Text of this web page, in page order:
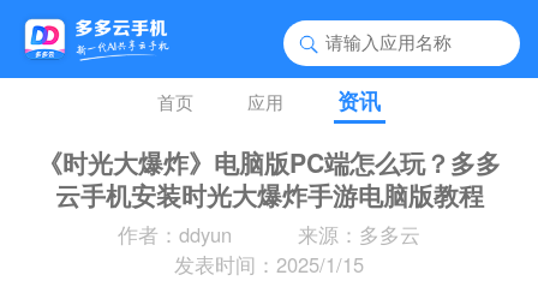
首页 应用 资讯
《时光大爆炸》电脑版PC端怎么玩？多多
云手机安装时光大爆炸手游电脑版教程
作者：ddyun
来源：多多云
发表时间：2025/1/15